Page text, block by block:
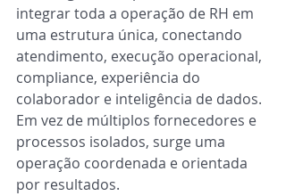
integrar toda a operação de RH em
uma estrutura única, conectando
atendimento, execução operacional,
compliance, experiência do
colaborador e inteligência de dados.
Em vez de múltiplos fornecedores e
processos isolados, surge uma
operação coordenada e orientada
por resultados.